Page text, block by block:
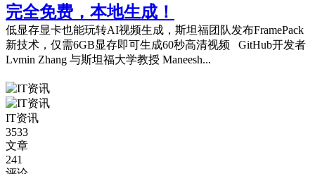
完全免费，本地生成！
低显存显卡也能玩转AI视频生成，斯坦福团队发布FramePack
新技术，仅需6GB显存即可生成60秒高清视频 GitHub开发者
Lvmin Zhang 与斯坦福大学教授 Maneesh...
IT资讯
3533
文章
241